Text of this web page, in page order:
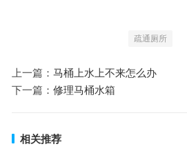
疏通厕所
上一篇： 马桶上水上不来怎么办
下一篇： 修理马桶水箱
相关推荐